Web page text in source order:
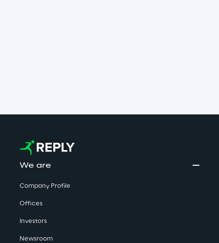
We are
Company Profile
Offices
Investors
Newsroom